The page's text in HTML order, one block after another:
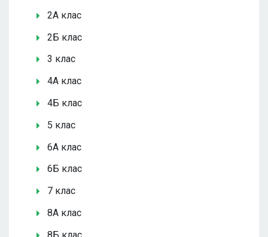
2А клас
2Б клас
3 клас
4А клас
4Б клас
5 клас
6А клас
6Б клас
7 клас
8А клас
8Б клас